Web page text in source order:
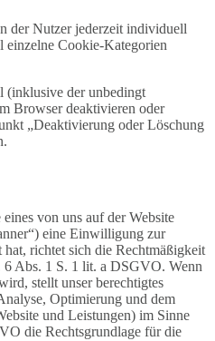
der Nutzer jederzeit individuell
einzelne Cookie-Kategorien
(inklusive der unbedingt
Browser deaktivieren oder
„Deaktivierung oder Löschung
von uns auf der Website
eine Einwilligung zur
richtet sich die Rechtmäßigkeit
6 Abs. 1 S. 1 lit. a DSGVO. Wenn
stellt unser berechtigtes
Optimierung und dem
und Leistungen) im Sinne
die Rechtsgrundlage für die